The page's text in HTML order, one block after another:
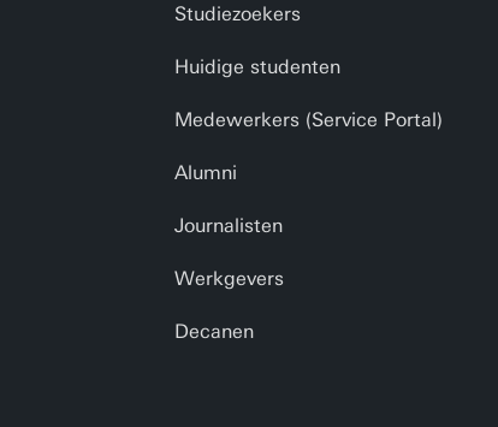
Studiezoekers
Huidige studenten
Medewerkers (Service Portal)
Alumni
Journalisten
Werkgevers
Decanen